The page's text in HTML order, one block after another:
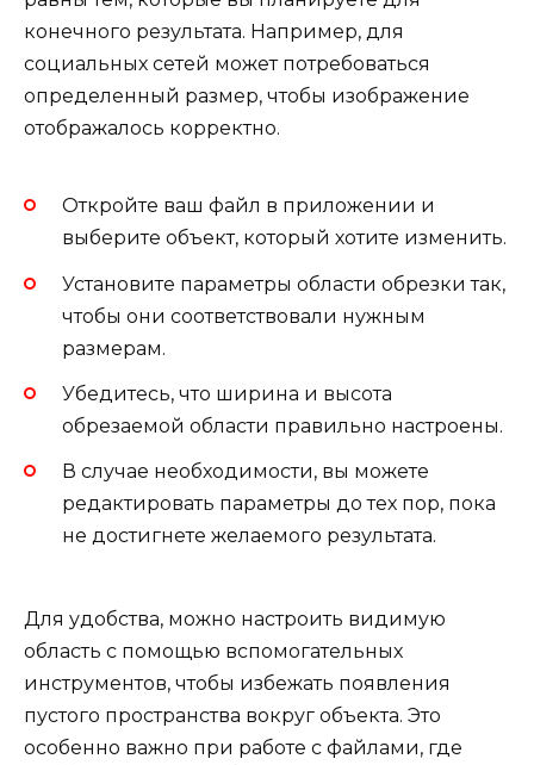
конечного результата. Например, для
социальных сетей может потребоваться
определенный размер, чтобы изображение
отображалось корректно.
Откройте ваш файл в приложении и
выберите объект, который хотите изменить.
Установите параметры области обрезки так,
чтобы они соответствовали нужным
размерам.
Убедитесь, что ширина и высота
обрезаемой области правильно настроены.
В случае необходимости, вы можете
редактировать параметры до тех пор, пока
не достигнете желаемого результата.
Для удобства, можно настроить видимую
область с помощью вспомогательных
инструментов, чтобы избежать появления
пустого пространства вокруг объекта. Это
особенно важно при работе с файлами, где